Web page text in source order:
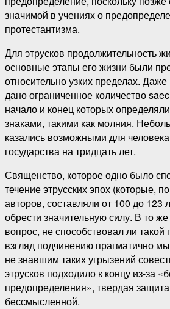
значимой в учениях о
протестантизма.
Для этрусков продолжительность
основные этапы его жизни были
относительно узких пределах.
дано ограниченное количество
начало и конец которых
знаками, такими как молния.
казались возможными для
государства на тридцать лет.
Священство, которое одно было
течение этрусских эпох (которые,
авторов, составляли от 100 до 123
обрести значительную силу. В то
вопрос, не способствовал ли такой
взгляд подчинению прагматично
не знавшим таких угрызений
этрусков подходило к концу из-за
предопределения», твердая
бессмысленной.